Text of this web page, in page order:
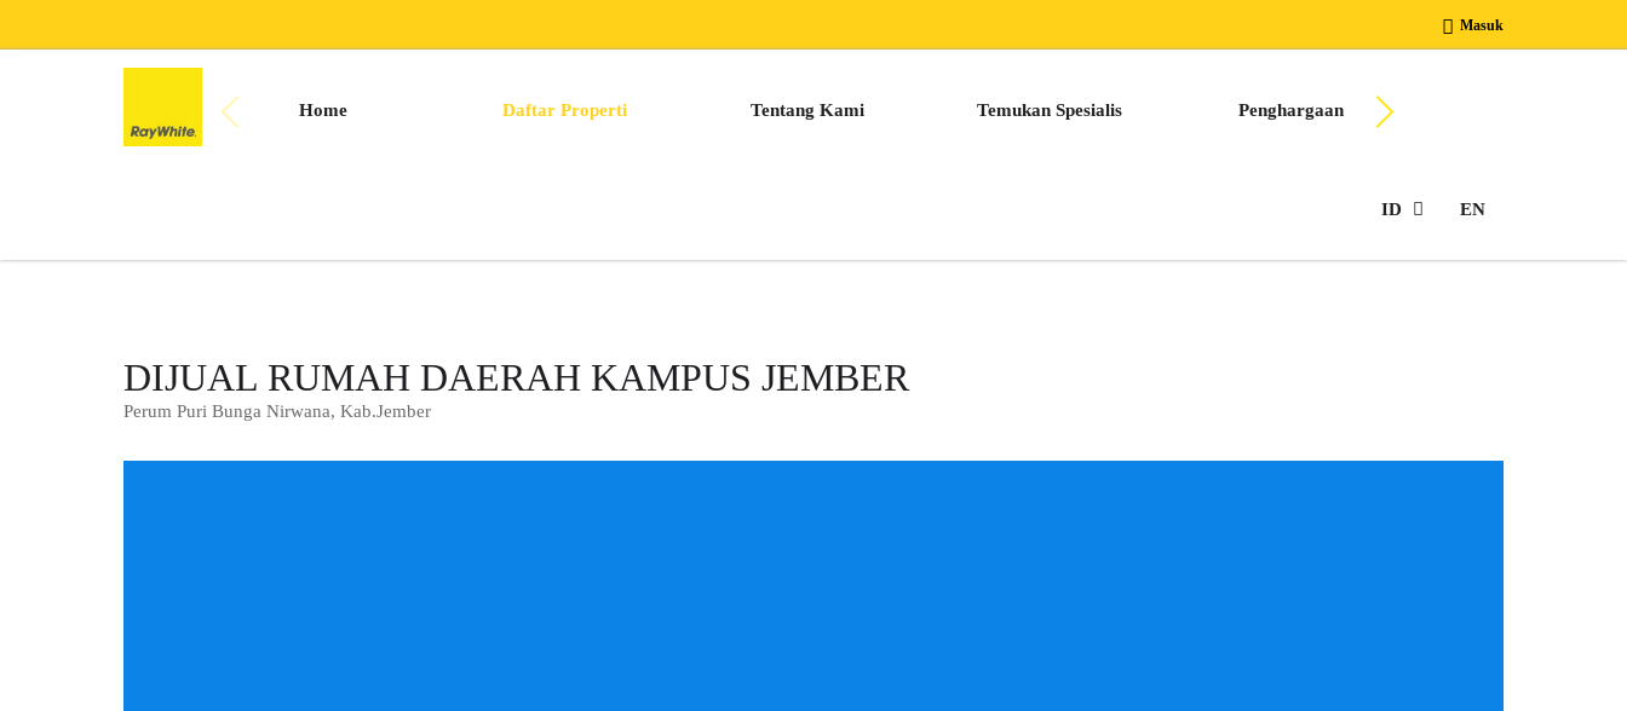
Masuk
Home Daftar Properti Tentang Kami Temukan Spesialis Penghargaan
ID EN
DIJUAL RUMAH DAERAH KAMPUS JEMBER
Perum Puri Bunga Nirwana, Kab.Jember